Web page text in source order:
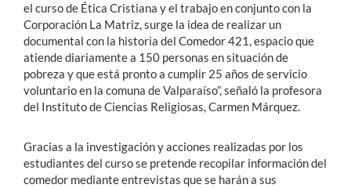
el curso de Ética Cristiana y el trabajo en conjunto con la
Corporación La Matriz, surge la idea de realizar un
documental con la historia del Comedor 421, espacio que
atiende diariamente a 150 personas en situación de
pobreza y que está pronto a cumplir 25 años de servicio
voluntario en la comuna de Valparaíso”, señaló la profesora
del Instituto de Ciencias Religiosas, Carmen Márquez.
Gracias a la investigación y acciones realizadas por los
estudiantes del curso se pretende recopilar información del
comedor mediante entrevistas que se harán a sus